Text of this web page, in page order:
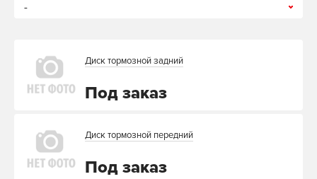
-
Диск тормозной задний
Под заказ
Диск тормозной передний
Под заказ